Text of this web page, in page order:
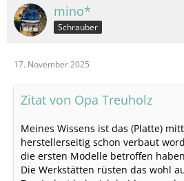
mino*
Schrauber
17. November 2025
Zitat von Opa Treuholz
Meines Wissens ist das (Platte)
herstellerseitig schon verbaut
die ersten Modelle betroffen
Die Werkstätten rüsten das wohl